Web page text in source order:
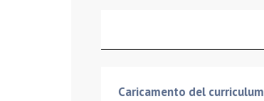
Caricamento del curriculum